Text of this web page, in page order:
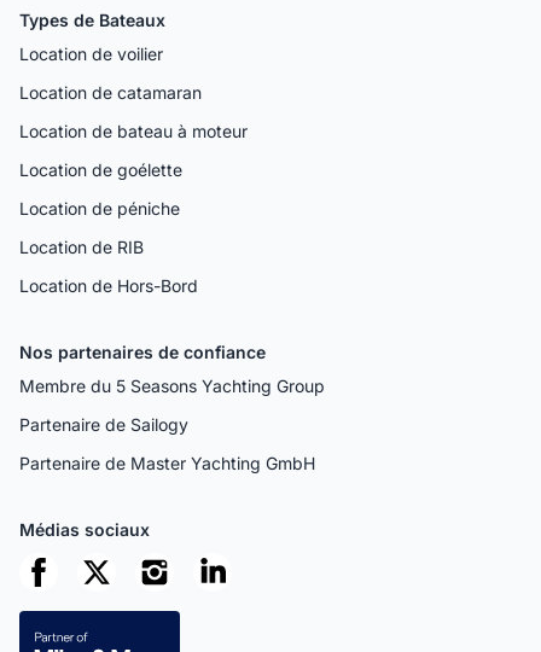
Types de Bateaux
Location de voilier
Location de catamaran
Location de bateau à moteur
Location de goélette
Location de péniche
Location de RIB
Location de Hors-Bord
Nos partenaires de confiance
Membre du 5 Seasons Yachting Group
Partenaire de Sailogy
Partenaire de Master Yachting GmbH
Médias sociaux